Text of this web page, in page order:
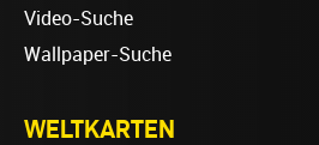
Video-Suche
Wallpaper-Suche
WELTKARTEN